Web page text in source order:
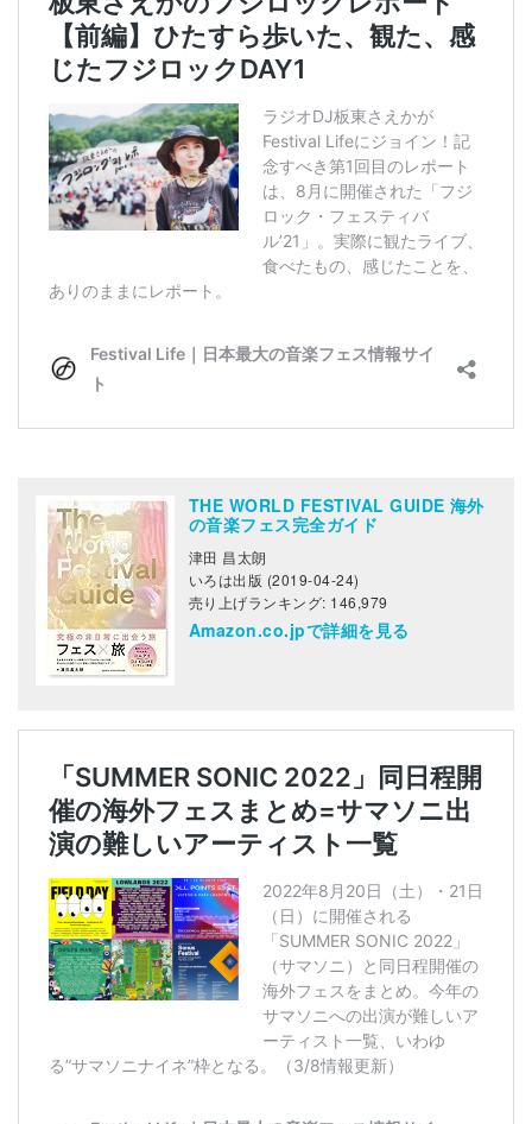
THE WORLD FESTIVAL GUIDE 海外
の音楽フェス完全ガイド
津田 昌太朗
いろは出版 (2019-04-24)
売り上げランキング: 146,979
Amazon.co.jpで詳細を見る